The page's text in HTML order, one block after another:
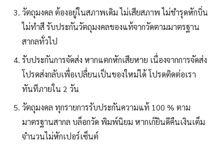
วัตถุมงคล ต้องอยู่ในสภาพเดิม ไม่เสียสภาพ ไม่ชำรุดหักบิ่น
ไม่ทำสี รับประกันวัตถุมงคลของแท้จากวัดตามมาตรฐาน
สากลทั่วไป
รับประกันการจัดส่ง หากแตกหักเสียหาย เนื่องจากการจัดส่ง
โปรดส่งกลับเพื่อเปลื่ยนเป็นของใหม่ได้ โปรดติดต่อเรา
ทันทีภายใน 2 วัน
วัตถุมงคล ทุกรายการรับประกันความแท้ 100 % ตาม
มาตรฐานสากล บล็อกวัด พิมพ์นิยม หากเก๊ยินดีคืนเงินเต็ม
จำนวนไม่หักเปอร์เซ็นต์